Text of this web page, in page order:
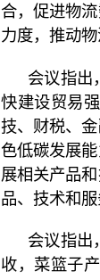
合，促进物
力度，推动物
会议指出
快建设贸易
技、财税、
色低碳发展
展相关产品
品、技术和服
会议指出
收，菜篮子